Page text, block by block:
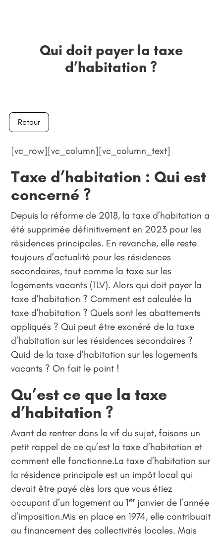
Qui doit payer la taxe
d’habitation ?
Retour
[vc_row][vc_column][vc_column_text]
Taxe d’habitation : Qui est
concerné ?
Depuis la réforme de 2018, la taxe d’habitation a
été supprimée définitivement en 2023 pour les
résidences principales. En revanche, elle reste
toujours d’actualité pour les résidences
secondaires, tout comme la taxe sur les
logements vacants (TLV). Alors qui doit payer la
taxe d’habitation ? Comment est calculée la
taxe d’habitation ? Quels sont les abattements
appliqués ? Qui peut être exonéré de la taxe
d’habitation sur les résidences secondaires ?
Quid de la taxe d’habitation sur les logements
vacants ? On fait le point !
Qu’est ce que la taxe
d’habitation ?
Avant de rentrer dans le vif du sujet, faisons un
petit rappel de ce qu’est la taxe d’habitation et
comment elle fonctionne.La taxe d’habitation sur
la résidence principale est un impôt local qui
devait être payé dès lors que vous étiez
occupant d’un logement au 1erjanvier de l’année
d’imposition.Mis en place en 1974, elle contribuait
au financement des collectivités locales. Mais